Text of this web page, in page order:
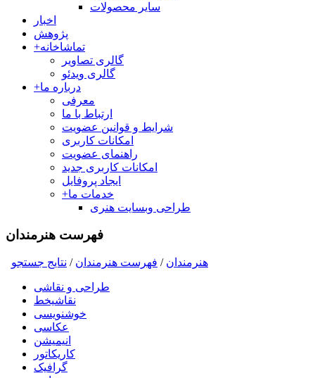
سایر محصولات
اخبار
پژوهش
+تماشاخانه
گالری تصاویر
گالری ویدئو
+درباره ما
معرفی
ارتباط با ما
شرایط و قوانین عضویت
امکانات کاربری
راهنمای عضویت
امکانات کاربری جدید
ایجاد پروفایل
+خدمات ما
طراحی وبسایت هنری
فهرست هنرمندان
هنرمندان / فهرست هنرمندان / نتايج جستجو
طراحی و نقاشی
نقاشیخط
خوشنویسی
عکاسی
انیمیشن
کاریکاتور
گرافیک